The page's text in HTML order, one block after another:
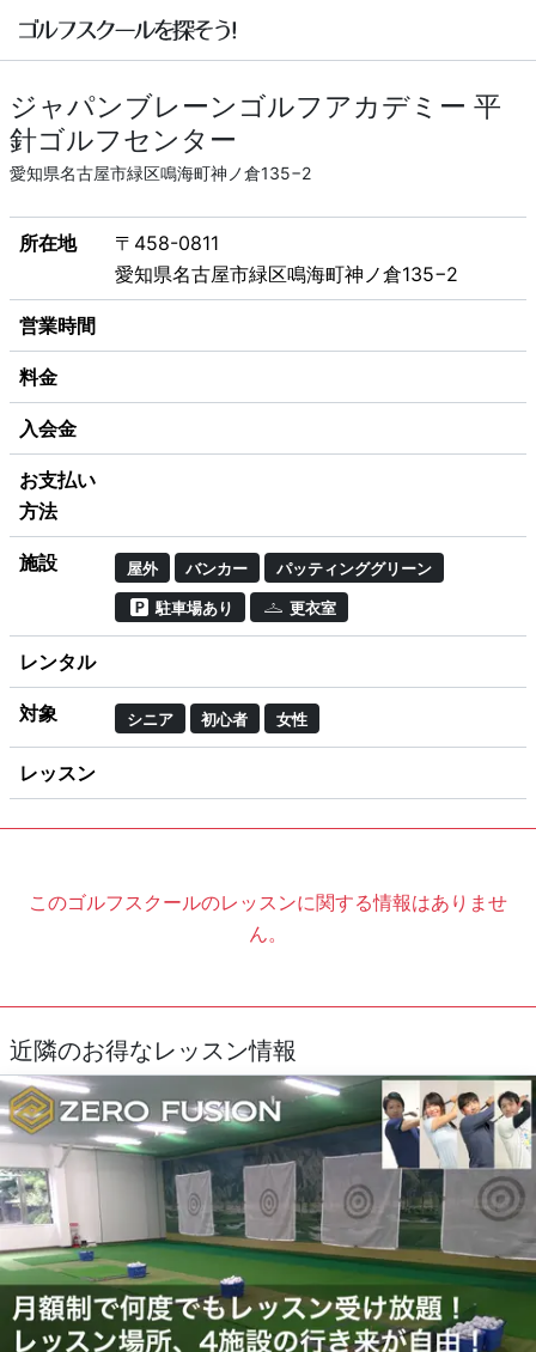
ジャパンブレーンゴルフアカデミー 平
針ゴルフセンター
愛知県名古屋市緑区鳴海町神ノ倉135−2
所在地
〒458-0811
愛知県名古屋市緑区鳴海町神ノ倉135−2
営業時間
料金
入会金
お支払い
方法
施設 屋外 バンカー パッティンググリーン
駐車場あり 更衣室
レンタル
対象 シニア 初心者 女性
レッスン
このゴルフスクールのレッスンに関する情報はありませ
ん。
近隣のお得なレッスン情報